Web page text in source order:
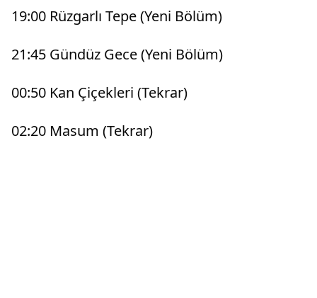
19:00 Rüzgarlı Tepe (Yeni Bölüm)
21:45 Gündüz Gece (Yeni Bölüm)
00:50 Kan Çiçekleri (Tekrar)
02:20 Masum (Tekrar)